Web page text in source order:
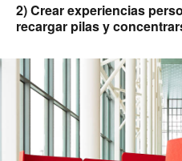
2) Crear experiencias
recargar pilas y